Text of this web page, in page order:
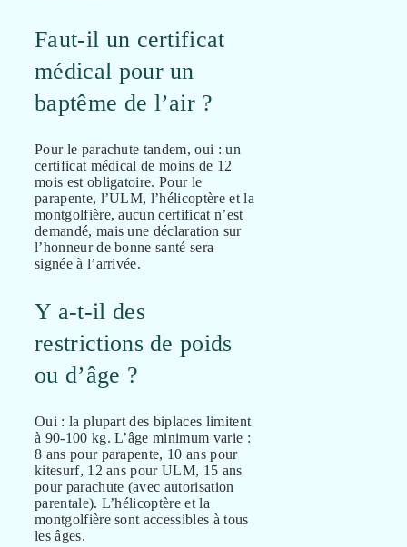
Faut-il un certificat
médical pour un
baptême de l’air ?
Pour le parachute tandem, oui : un
certificat médical de moins de 12
mois est obligatoire. Pour le
parapente, l’ULM, l’hélicoptère et la
montgolfière, aucun certificat n’est
demandé, mais une déclaration sur
l’honneur de bonne santé sera
signée à l’arrivée.
Y a-t-il des
restrictions de poids
ou d’âge ?
Oui : la plupart des biplaces limitent
à 90-100 kg. L’âge minimum varie :
8 ans pour parapente, 10 ans pour
kitesurf, 12 ans pour ULM, 15 ans
pour parachute (avec autorisation
parentale). L’hélicoptère et la
montgolfière sont accessibles à tous
les âges.